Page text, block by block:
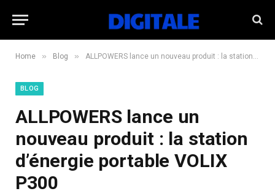
Home » Blog » ALLPOWERS lance un nouveau produit : la station d’énergie portable VOLIX P300
BLOG
ALLPOWERS lance un
nouveau produit : la station
d’énergie portable VOLIX
P300